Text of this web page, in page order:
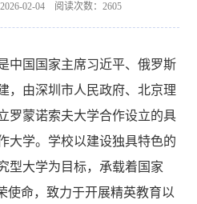
02-04 阅读次数： 2605
中国国家主席习近平、俄罗斯
，由深圳市人民政府、北京理
罗蒙诺索夫大学合作设立的具
大学。学校以建设独具特色的
型大学为目标，承载着国家
使命，致力于开展精英教育以